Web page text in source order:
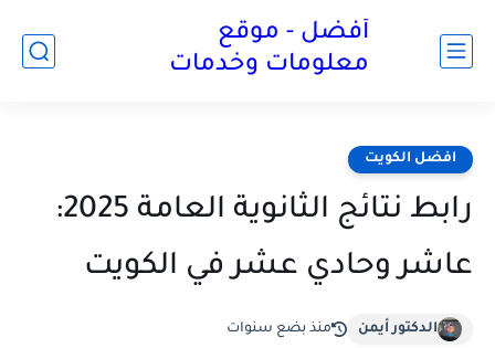
أفضل - موقع
معلومات وخدمات
افضل الكويت
رابط نتائج الثانوية العامة 2025:
عاشر وحادي عشر في الكويت
الدكتور أيمن منذ بضع سنوات